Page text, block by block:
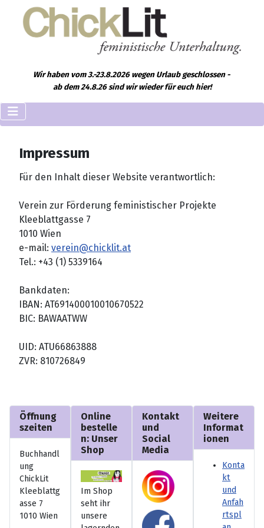
Wir haben vom 3.-23.8.2026 wegen Urlaub geschlossen -
ab dem 24.8.26 sind wir wieder für euch hier!
Impressum
Für den Inhalt dieser Website verantwortlich:
Verein zur Förderung feministischer Projekte
Kleeblattgasse 7
1010 Wien
e-mail: verein@chicklit.at
Tel.: +43 (1) 5339164
Bankdaten:
IBAN: AT691400010010670522
BIC: BAWAATWW
UID: ATU66863888
ZVR: 810726849
Öffnung
szeiten
Buchhandl
ung
ChickLit
Kleeblattg
asse 7
1010 Wien
Online
bestelle
n: Unser
Shop
Im Shop
seht ihr
unsere
Kontakt
und
Social
Media
Weitere
Informat
ionen
Konta
kt
und
Anfah
rtspl